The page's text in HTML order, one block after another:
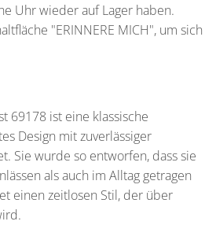
Uhr wieder auf Lager haben.
"ERINNERE MICH", um sich
69178 ist eine klassische
Design mit zuverlässiger
Sie wurde so entworfen, dass sie
als auch im Alltag getragen
einen zeitlosen Stil, der über